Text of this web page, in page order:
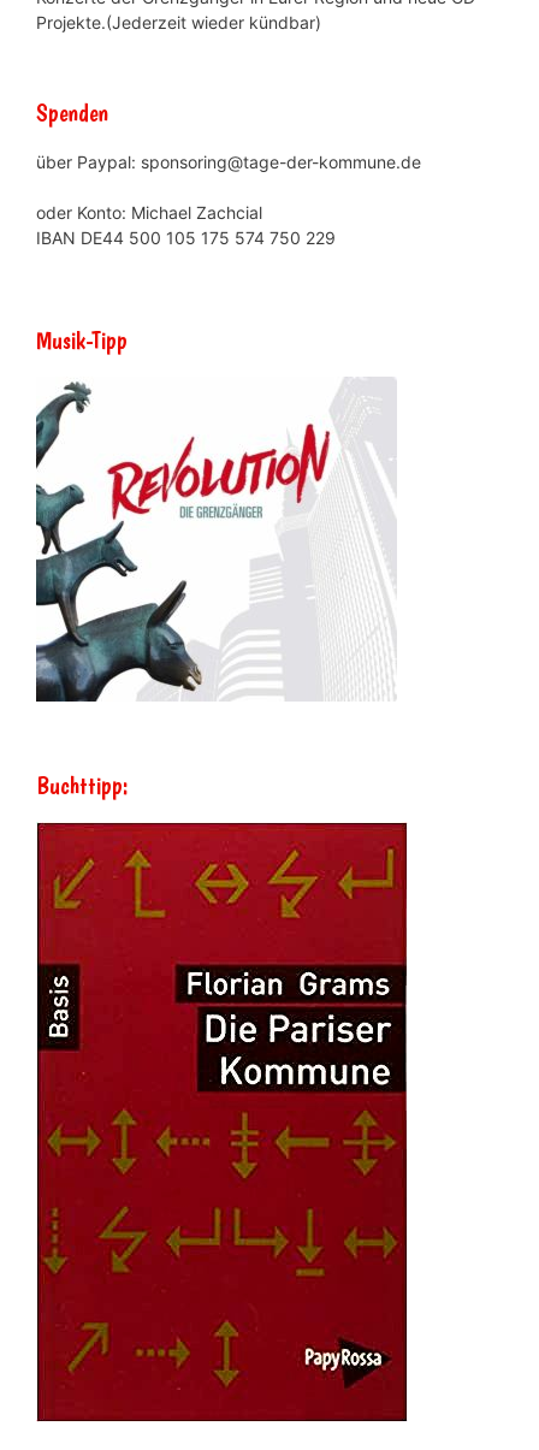
Projekte.(Jederzeit wieder kündbar)
Spenden
über Paypal: sponsoring@tage-der-kommune.de
oder Konto: Michael Zachcial
IBAN DE44 500 105 175 574 750 229
Musik-Tipp
Buchttipp: